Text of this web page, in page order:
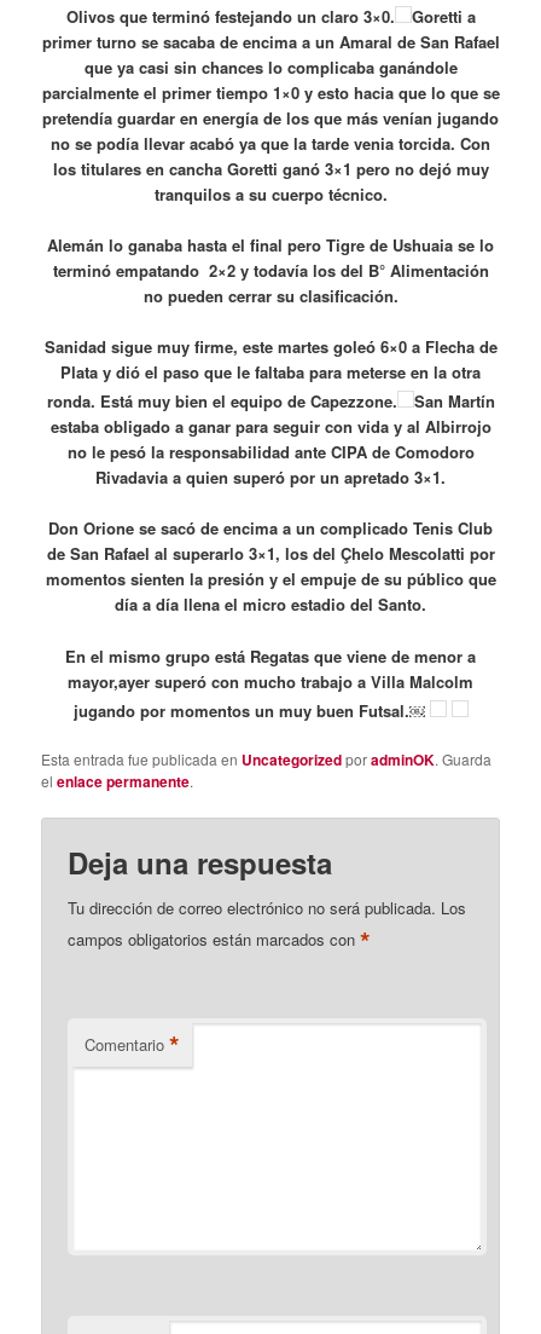
Olivos que terminó festejando un claro 3×0.
Goretti a
primer turno se sacaba de encima a un Amaral de San Rafael
que ya casi sin chances lo complicaba ganándole
parcialmente el primer tiempo 1×0 y esto hacia que lo que se
pretendía guardar en energía de los que más venían jugando
no se podía llevar acabó ya que la tarde venia torcida. Con
los titulares en cancha Goretti ganó 3×1 pero no dejó muy
tranquilos a su cuerpo técnico.
Alemán lo ganaba hasta el final pero Tigre de Ushuaia se lo
terminó empatando 2×2 y todavía los del B° Alimentación
no pueden cerrar su clasificación.
Sanidad sigue muy firme, este martes goleó 6×0 a Flecha de
Plata y dió el paso que le faltaba para meterse en la otra
ronda. Está muy bien el equipo de Capezzone.
San Martín
estaba obligado a ganar para seguir con vida y al Albirrojo
no le pesó la responsabilidad ante CIPA de Comodoro
Rivadavia a quien superó por un apretado 3×1.
Don Orione se sacó de encima a un complicado Tenis Club
de San Rafael al superarlo 3×1, los del Çhelo Mescolatti por
momentos sienten la presión y el empuje de su público que
día a día llena el micro estadio del Santo.
En el mismo grupo está Regatas que viene de menor a
mayor,ayer superó con mucho trabajo a Villa Malcolm
jugando por momentos un muy buen Futsal.￼
Esta entrada fue publicada en UncategorizedporadminOK. Guarda
elenlace permanente.
Deja una respuesta
Tu dirección de correo electrónico no será publicada. Los
campos obligatorios están marcados con*
Comentario *